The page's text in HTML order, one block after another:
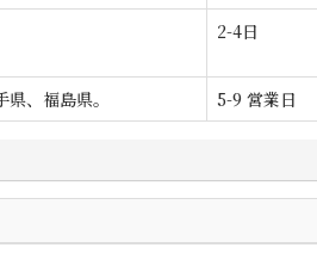
2-4日
、福島県。 5-9 営業日